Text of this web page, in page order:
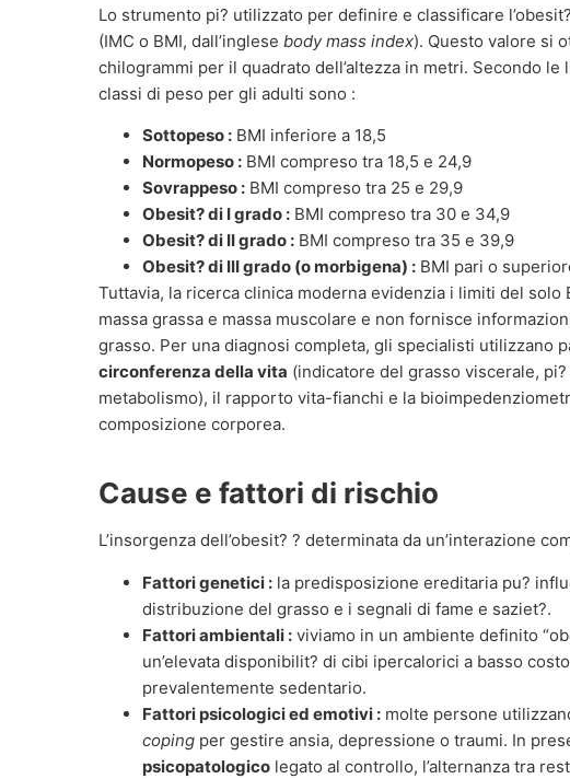
Lo strumento pi? utilizzato per definire e classificare l’obesit?
(IMC o BMI, dall’inglese body mass index). Questo valore si
chilogrammi per il quadrato dell’altezza in metri. Secondo
classi di peso per gli adulti sono :
Sottopeso : BMI inferiore a 18,5
Normopeso : BMI compreso tra 18,5 e 24,9
Sovrappeso : BMI compreso tra 25 e 29,9
Obesit? di I grado : BMI compreso tra 30 e 34,9
Obesit? di II grado : BMI compreso tra 35 e 39,9
Obesit? di III grado (o morbigena) : BMI pari o
Tuttavia, la ricerca clinica moderna evidenzia i limiti del solo
massa grassa e massa muscolare e non fornisce
grasso. Per una diagnosi completa, gli specialisti utilizzano
circonferenza della vita (indicatore del grasso viscerale,
metabolismo), il rapporto vita-fianchi e la
composizione corporea.
Cause e fattori di rischio
L’insorgenza dell’obesit? ? determinata da un’interazione
Fattori genetici : la predisposizione ereditaria pu?
distribuzione del grasso e i segnali di fame e saziet?.
Fattori ambientali : viviamo in un ambiente definito
un’elevata disponibilit? di cibi ipercalorici a basso
prevalentemente sedentario.
Fattori psicologici ed emotivi : molte persone
coping per gestire ansia, depressione o traumi. In
psicopatologico legato al controllo, l’alternanza tra